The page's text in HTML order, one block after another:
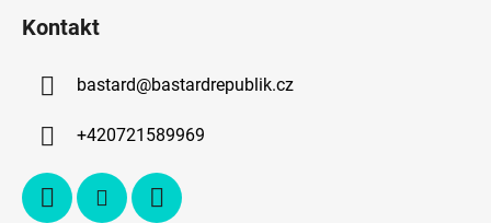
Kontakt
bastard@bastardrepublik.cz
+420721589969